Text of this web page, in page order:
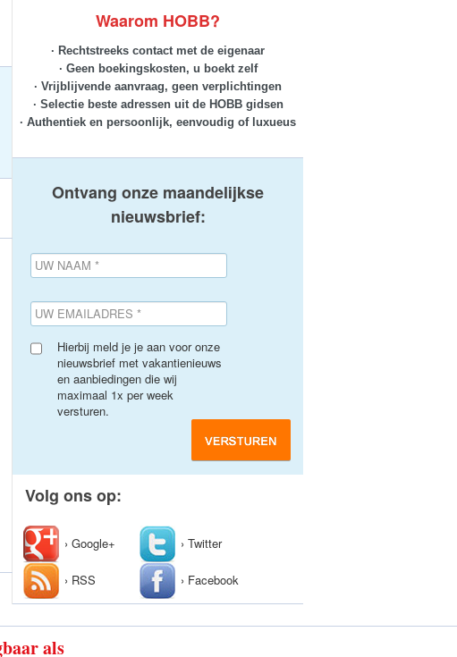
Waarom HOBB?
· Rechtstreeks contact met de eigenaar
· Geen boekingskosten, u boekt zelf
· Vrijblijvende aanvraag, geen verplichtingen
· Selectie beste adressen uit de HOBB gidsen
· Authentiek en persoonlijk, eenvoudig of luxueus
Ontvang onze maandelijkse
nieuwsbrief:
Hierbij meld je je aan voor onze
nieuwsbrief met vakantienieuws
en aanbiedingen die wij
maximaal 1x per week
versturen.
Volg ons op:
› Google+ › Twitter
› RSS › Facebook
als